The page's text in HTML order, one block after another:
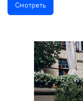
Смотреть